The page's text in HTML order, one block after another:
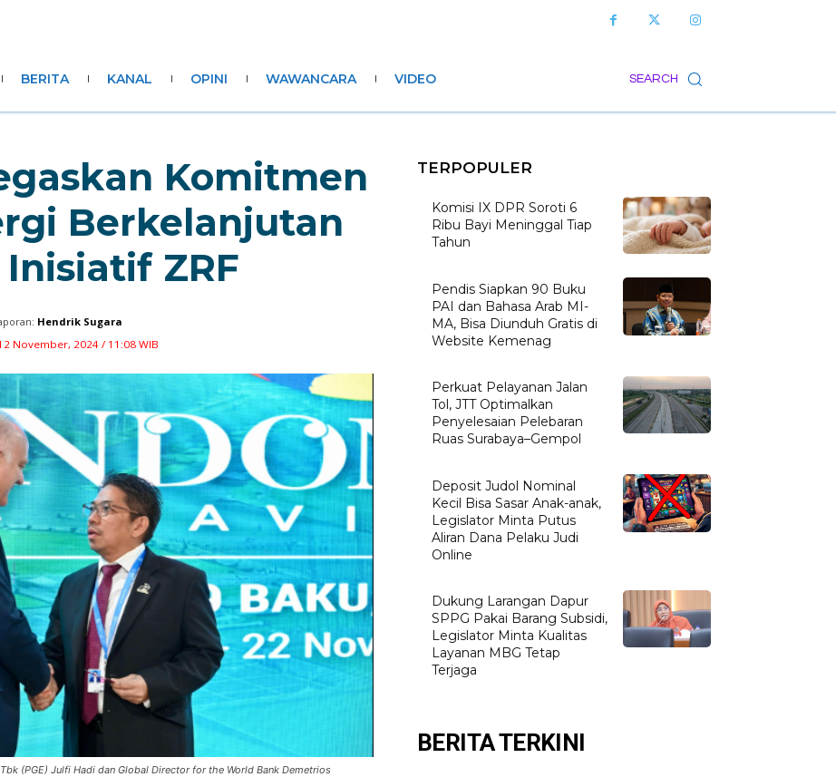
SEARCH
BERITA KANAL OPINI WAWANCARA VIDEO
Komitmen
Berkelanjutan
ZRF
Hendrik Sugara
November, 2024 / 11:08 WIB
(PGE) Julfi Hadi dan Global Director for the World Bank Demetrios
TERPOPULER
Komisi IX DPR Soroti 6
Ribu Bayi Meninggal Tiap
Tahun
Pendis Siapkan 90 Buku
PAI dan Bahasa Arab MI-
MA, Bisa Diunduh Gratis di
Website Kemenag
Perkuat Pelayanan Jalan
Tol, JTT Optimalkan
Penyelesaian Pelebaran
Ruas Surabaya–Gempol
Deposit Judol Nominal
Kecil Bisa Sasar Anak-anak,
Legislator Minta Putus
Aliran Dana Pelaku Judi
Online
Dukung Larangan Dapur
SPPG Pakai Barang Subsidi,
Legislator Minta Kualitas
Layanan MBG Tetap
Terjaga
BERITA TERKINI